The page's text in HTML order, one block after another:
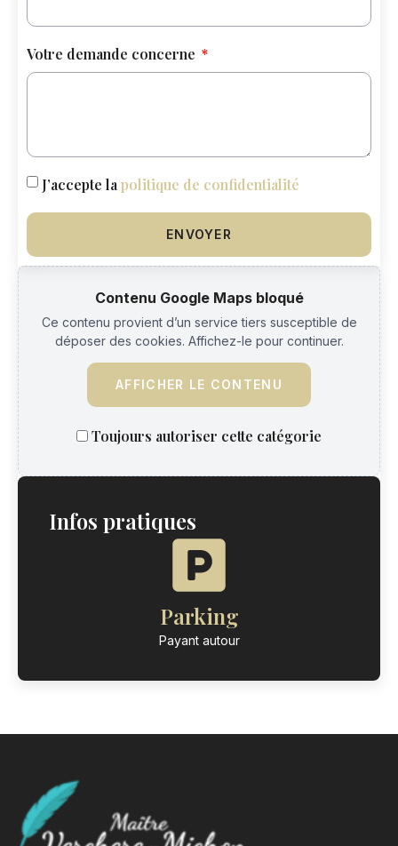
Contenu Google Maps bloqué
Ce contenu provient d’un service tiers susceptible de
déposer des cookies. Affichez-le pour continuer.
AFFICHER LE CONTENU
Toujours autoriser cette catégorie
Infos pratiques
Parking
Payant autour
Votre demande concerne
J’accepte lapolitique de confidentialité
ENVOYER